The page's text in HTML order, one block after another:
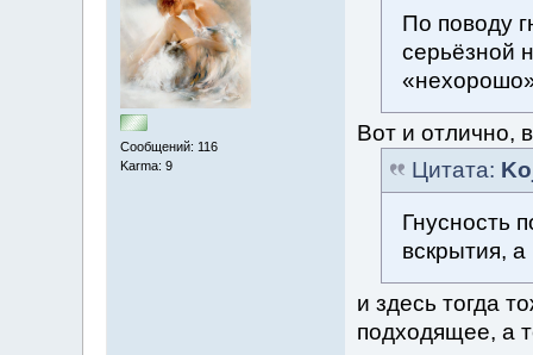
Сообщений: 116
Karma: 9
По поводу
серьёзной
Вот и отлично,
Цитата:
Гнусность
вскрытия, а
и здесь тогда
подходящее, а